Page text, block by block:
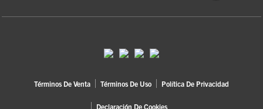
Términos De Venta Términos De Uso Política De Privacidad
Declaración De Cookies